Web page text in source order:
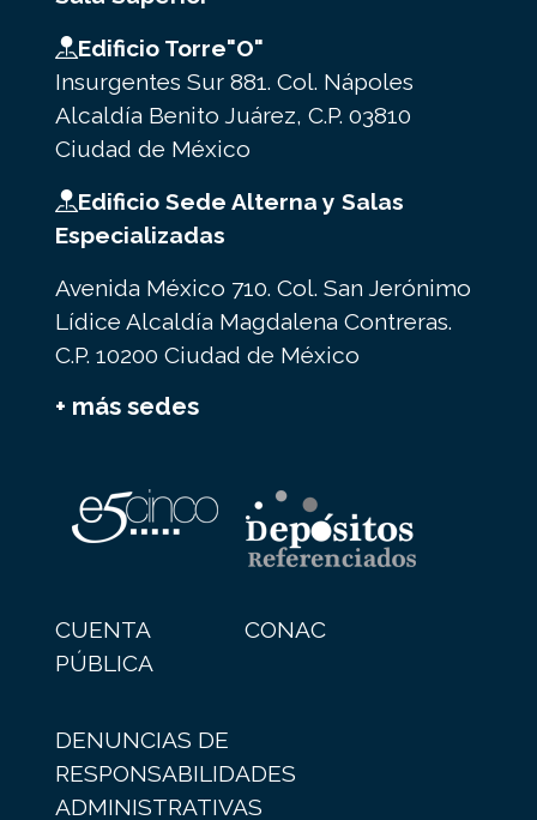
Edificio Torre"O"
Insurgentes Sur 881. Col. Nápoles
Alcaldía Benito Juárez, C.P. 03810
Ciudad de México
Edificio Sede Alterna y Salas
Especializadas
Avenida México 710. Col. San Jerónimo
Lídice Alcaldía Magdalena Contreras.
C.P. 10200 Ciudad de México
+ más sedes
CUENTA
PÚBLICA
CONAC
DENUNCIAS DE
RESPONSABILIDADES
ADMINISTRATIVAS